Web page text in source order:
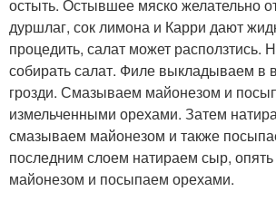
остыть. Остывшее мяско желательно
дуршлаг, сок лимона и Карри дают
процедить, салат может расползтись.
собирать салат. Филе выкладываем в
грозди. Смазываем майонезом и
измельченными орехами. Затем
смазываем майонезом и также
последним слоем натираем сыр,
майонезом и посыпаем орехами.